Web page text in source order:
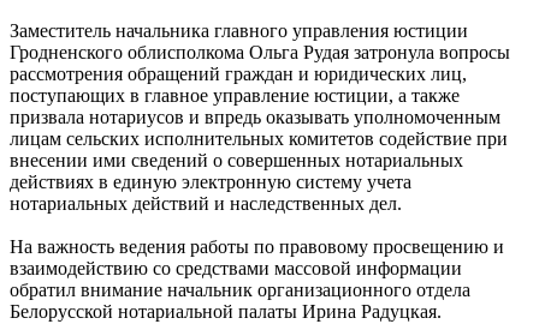
Заместитель начальника главного управления юстиции
Гродненского облисполкома Ольга Рудая затронула вопросы
рассмотрения обращений граждан и юридических лиц,
поступающих в главное управление юстиции, а также
призвала нотариусов и впредь оказывать уполномоченным
лицам сельских исполнительных комитетов содействие при
внесении ими сведений о совершенных нотариальных
действиях в единую электронную систему учета
нотариальных действий и наследственных дел.
На важность ведения работы по правовому просвещению и
взаимодействию со средствами массовой информации
обратил внимание начальник организационного отдела
Белорусской нотариальной палаты Ирина Радуцкая.